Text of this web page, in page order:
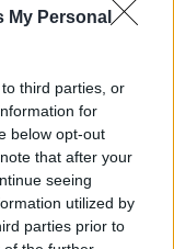
My Personal
third parties, or
for
below opt-out
that after your
seeing
utilized by
parties prior to
după care
de
de
se vor face